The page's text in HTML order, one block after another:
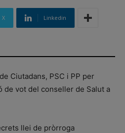
X Linkedin
Ciutadans, PSC i PP per
de vot del conseller de Salut a
llei de pròrroga